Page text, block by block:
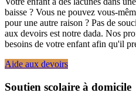
baisse ? Vous ne pouvez vous-
pour une autre raison ? Pas de
aux devoirs est notre dada. Nos
besoins de votre enfant afin qu'il
Aide aux devoirs
Soutien scolaire à domicile